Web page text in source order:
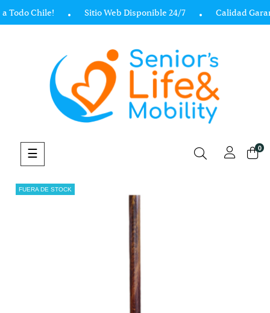
Todo Chile! Sitio Web Disponible 24/7 Calidad
Navegación
de
☰ 0
FUERA DE STOCK